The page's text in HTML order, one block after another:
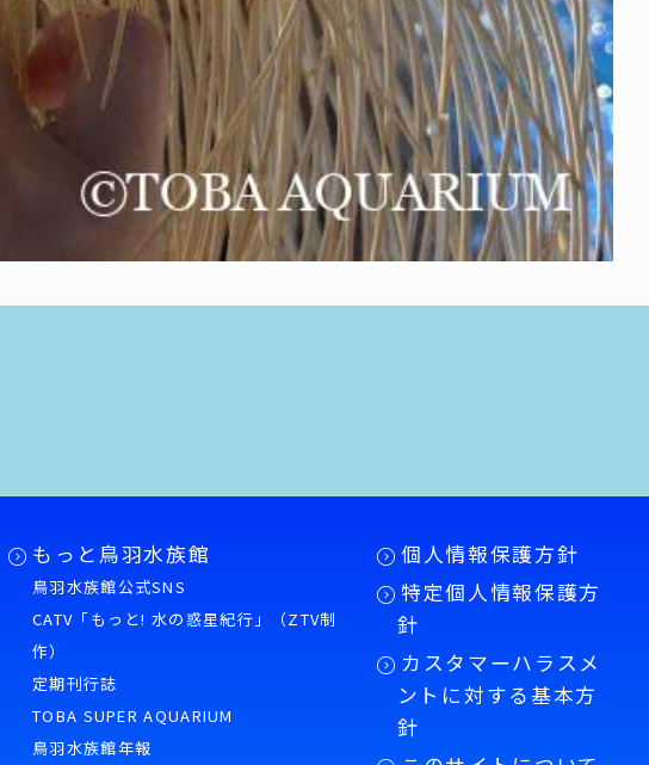
もっと鳥羽水族館
鳥羽水族館公式SNS
CATV「もっと! 水の惑星紀行」（ZTV制
作）
定期刊行誌
TOBA SUPER AQUARIUM
鳥羽水族館年報
個人情報保護方針
特定個人情報保護方
針
カスタマーハラスメ
ントに対する基本方
針